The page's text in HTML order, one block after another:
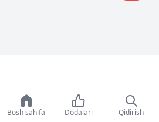
Bosh sahifa Dodalari Qidirish